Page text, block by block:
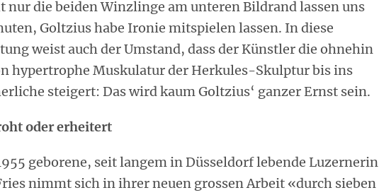
nur die beiden Winzlinge am unteren Bildrand lassen uns
Goltzius habe Ironie mitspielen lassen. In diese
weist auch der Umstand, dass der Künstler die ohnehin
hypertrophe Muskulatur der Herkules-Skulptur bis ins
steigert: Das wird kaum Goltzius‘ ganzer Ernst sein.
oder erheitert
geborene, seit langem in Düsseldorf lebende Luzernerin
nimmt sich in ihrer neuen grossen Arbeit «durch sieben